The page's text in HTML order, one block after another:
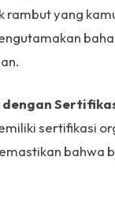
rambut yang
dengan
sertifikasi
bahwa